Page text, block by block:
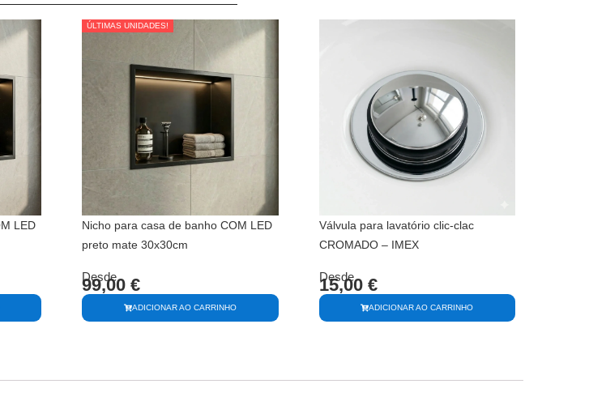
LED
ÚLTIMAS UNIDADES!
ÚLTIMAS UNIDADES!
Nicho para casa de banho COM LED
preto mate 30x30cm
ADICIONAR AO CARRINHO
Desde
99,00 €
Válvula para lavatório clic-clac
CROMADO – IMEX
ADICIONAR AO CARRINHO
Desde
15,00 €